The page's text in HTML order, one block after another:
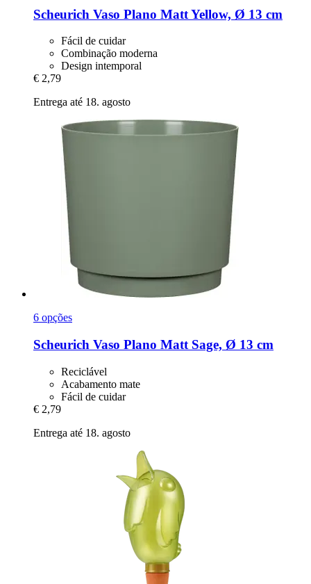
Scheurich Vaso Plano Matt Yellow, Ø 13 cm
Fácil de cuidar
Combinação moderna
Design intemporal
€ 2,79
Entrega até 18. agosto
6 opções
Scheurich Vaso Plano Matt Sage, Ø 13 cm
Reciclável
Acabamento mate
Fácil de cuidar
€ 2,79
Entrega até 18. agosto